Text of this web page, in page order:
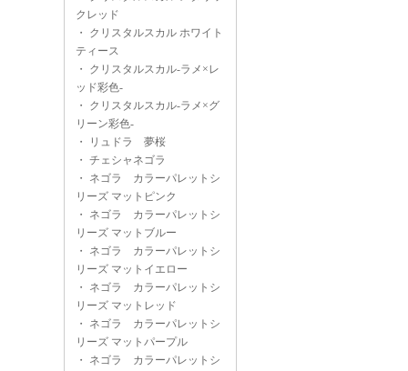
クレッド
・ クリスタルスカル ホワイト
ティース
・ クリスタルスカル-ラメ×レ
ッド彩色-
・ クリスタルスカル-ラメ×グ
リーン彩色-
・
リュドラ 夢桜
・ チェシャネゴラ
・ ネゴラ カラーパレットシ
リーズ マットピンク
・ ネゴラ カラーパレットシ
リーズ マットブルー
・ ネゴラ カラーパレットシ
リーズ マットイエロー
・ ネゴラ カラーパレットシ
リーズ マットレッド
・ ネゴラ カラーパレットシ
リーズ マットパープル
・ ネゴラ カラーパレットシ